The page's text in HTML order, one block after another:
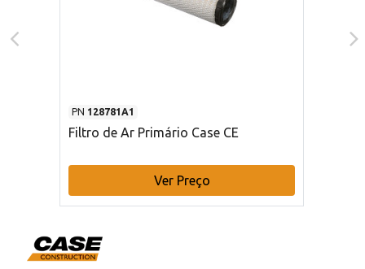
PN 128781A1
Filtro de Ar Primário Case CE
Ver Preço